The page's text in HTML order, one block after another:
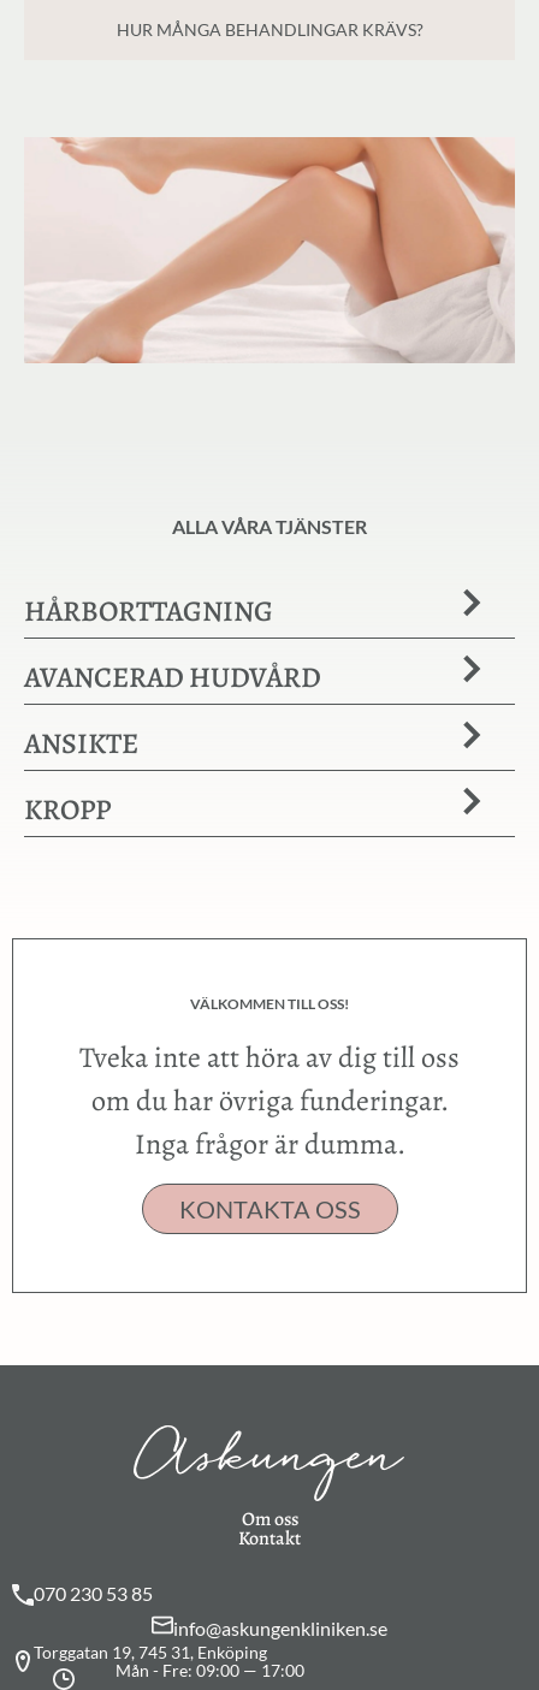
HUR MÅNGA BEHANDLINGAR KRÄVS?
ALLA VÅRA TJÄNSTER
HÅRBORTTAGNING
AVANCERAD HUDVÅRD
ANSIKTE
KROPP
VÄLKOMMEN TILL OSS!
Tveka inte att höra av dig till oss
om du har övriga funderingar.
Inga frågor är dumma.
KONTAKTA OSS
Om oss
Kontakt
070 230 53 85
info@askungenkliniken.se
Torggatan 19, 745 31, Enköping
Mån - Fre: 09:00 — 17:00